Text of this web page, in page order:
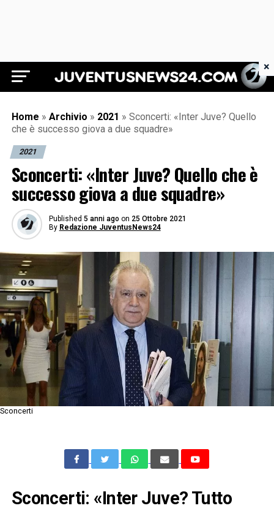
Juventus News 24
Home » Archivio » 2021 » Sconcerti: «Inter Juve? Quello
che è successo giova a due squadre»
2021
Sconcerti: «Inter Juve? Quello che è
successo giova a due squadre»
Published 5 anni ago on 25 Ottobre 2021
By Redazione JuventusNews24
Sconcerti
Sconcerti: «Inter Juve? Tutto
×